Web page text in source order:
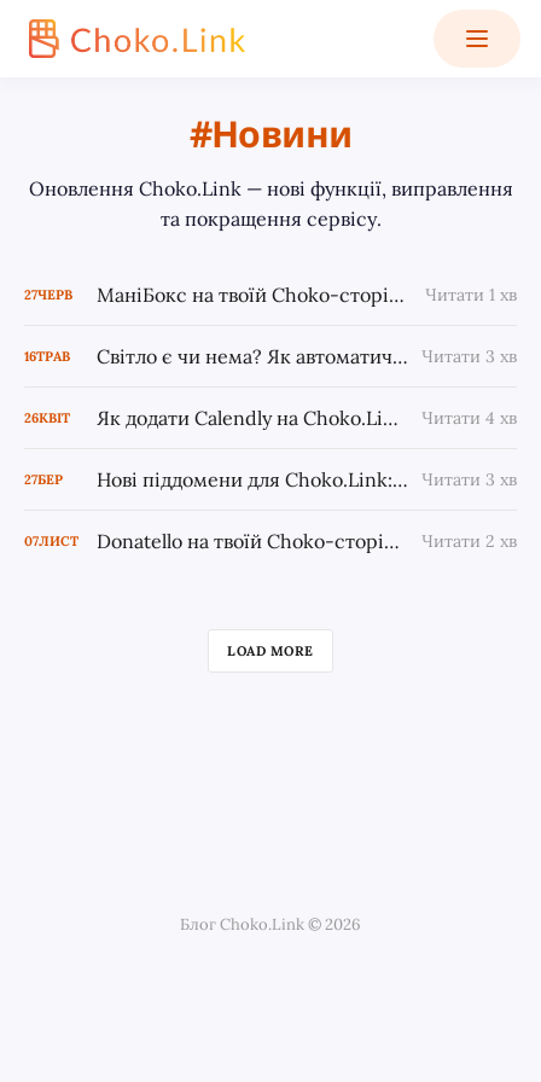
Новини
Оновлення Choko.Link — нові функції, виправлення
та покращення сервісу.
27ЧЕРВ МаніБокс на твоїй Choko-сторінці: ще один спосіб приймати донати — і місяць Plus у подарунок Читати 1 хв
16ТРАВ Світло є чи нема? Як автоматично повідомляти клієнтам про наявність світла Читати 3 хв
26КВІТ Як додати Calendly на Choko.Link — і чому це змінить твій запис клієнтів Читати 4 хв
27БЕР Нові піддомени для Choko.Link: otut.link та osyo.link Читати 3 хв
07ЛИСТ Donatello на твоїй Choko-сторінці: донати тепер ближче до твоєї аудиторії Читати 2 хв
LOAD MORE
Блог Choko.Link © 2026